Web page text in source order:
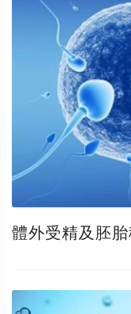
體外受精及胚